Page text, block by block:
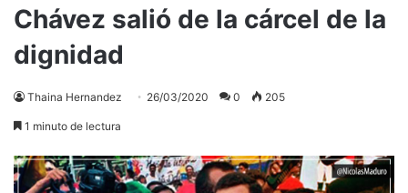
Chávez salió de la cárcel de la
dignidad
Thaina Hernandez 26/03/2020 0 205
1 minuto de lectura